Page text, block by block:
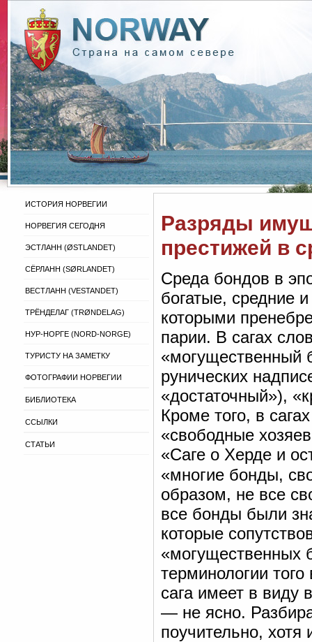
ИСТОРИЯ НОРВЕГИИ
НОРВЕГИЯ СЕГОДНЯ
ЭСТЛАНН (ØSTLANDET)
СЁРЛАНН (SØRLANDET)
ВЕСТЛАНН (VESTANDET)
ТРЁНДЕЛАГ (TRØNDELAG)
НУР-НОРГЕ (NORD-NORGE)
ТУРИСТУ НА ЗАМЕТКУ
ФОТОГРАФИИ НОРВЕГИИ
БИБЛИОТЕКА
ССЫЛКИ
СТАТЬИ
Разряды
престижей в
Среда бондов в
богатые, средние
которыми
парии. В сагах
«могущественный
рунических
«достаточный»),
Кроме того, в
«свободные
«Саге о Херде и
«многие бонды,
образом, не все
все бонды были
которые
«могущественных
терминологии
сага имеет в виду
— не ясно.
поучительно,